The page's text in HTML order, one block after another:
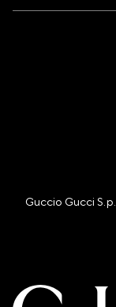
© 2016 - 2025 Guccio